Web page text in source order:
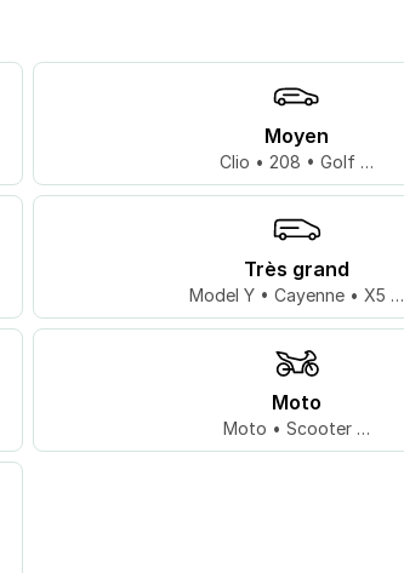
Moyen
Clio • 208 • Golf …
Très grand
Model Y • Cayenne • X5 …
Moto
Moto • Scooter …